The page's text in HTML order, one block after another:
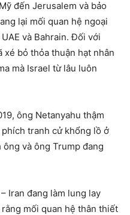
đến Jerusalem và bảo
lại mối quan hệ ngoại
và Bahrain. Đối với
xé bỏ thỏa thuận hạt nhân
mà Israel từ lâu luôn
ông Netanyahu thậm
tranh cử khổng lồ ở
và ông Trump đang
Iran đang làm lung lay
mối quan hệ thân thiết